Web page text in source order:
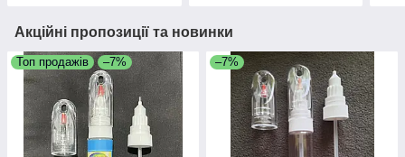
Акційні пропозиції та новинки
Топ продажів –7% –7%